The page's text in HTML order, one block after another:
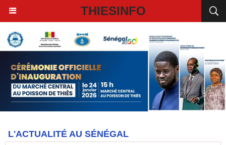
THIESINFO
L'ACTUALITÉ AU SÉNÉGAL